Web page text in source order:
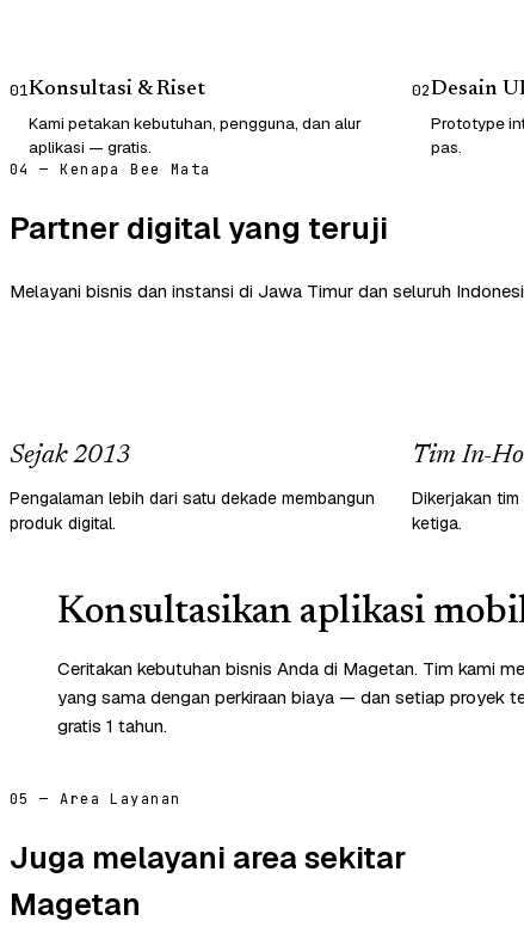
01Konsultasi & Riset
Kami petakan kebutuhan, pengguna, dan alur
aplikasi — gratis.
02Desain
Prototype
pas.
04 — Kenapa Bee Mata
Partner digital yang teruji
Melayani bisnis dan instansi di Jawa Timur dan seluruh
Sejak 2013
Pengalaman lebih dari satu dekade membangun
produk digital.
Tim In-
Dikerjakan
ketiga.
Konsultasikan aplikasi
Ceritakan kebutuhan bisnis Anda di Magetan. Tim kami
yang sama dengan perkiraan biaya — dan setiap proyek
gratis 1 tahun.
05 — Area Layanan
Juga melayani area sekitar
Magetan